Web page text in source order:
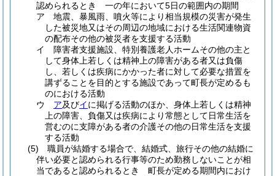
認められるとき 一の年において5日の範囲内の期間
ア
地震、暴風雨、噴火等により相当規模の災害が発生
した被災地又はその周辺の地域における生活関連物資
の配布その他の被災者を支援する活動
イ
障害者支援施設、特別養護老人ホームその他の主と
して身体上若しくは精神上の障害がある者又は負傷
し、若しくは疾病にかかった者に対して必要な措置を
講ずることを目的とする施設であって町長が定めるも
のにおける活動
ウ
ア及びイに掲げる活動のほか、身体上若しくは精神
上の障害、負傷又は疾病により常態として日常生活を
営むのに支障がある者の介護その他の日常生活を支援
する活動
(5)
職員が結婚する場合で、結婚式、旅行その他の結婚に
伴い必要と認められる行事等のため勤務しないことが相
当であると認められるとき 町長が定める期間内におけ